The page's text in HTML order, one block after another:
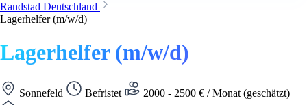
Randstad Deutschland
Lagerhelfer (m/w/d)
Lagerhelfer (m/w/d)
Sonnefeld Befristet
2000 - 2500 € / Monat (geschätzt)